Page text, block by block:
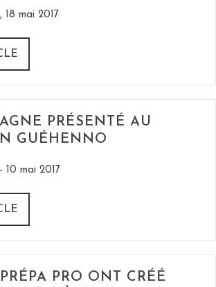
18 mai 2017
PRÉSENTÉ AU
GUÉHENNO
10 mai 2017
PRO ONT CRÉÉ